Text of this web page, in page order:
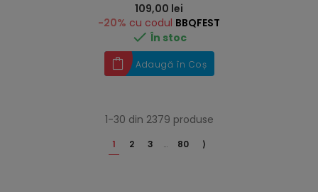
109,00 lei
-20% cu codul BBQFEST
 În stoc
Adaugă în Coș
1-30 din 2379 produse
1 2 3 … 80 ⟩